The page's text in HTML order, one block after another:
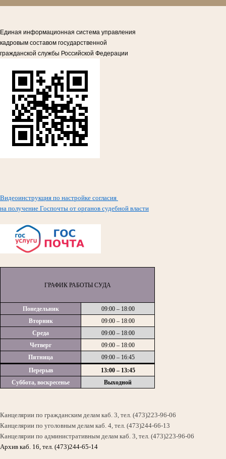
Единая информационная система управления
кадровым составом государственной
гражданской службы Российской Федерации
Видеоинструкция по настройке согласия
на получение Госпочты от органов судебной власти
ГРАФИК РАБОТЫ СУДА
Понедельник
09:00 – 18:00
Вторник
09:00 – 18:00
Среда
09:00 – 18:00
Четверг
09:00 – 18:00
Пятница
09:00 – 16:45
Перерыв
13:00 – 13:45
Суббота, воскресенье
Выходной
Канцелярии по гражданским делам каб. 3, тел. (473)223-96-06
Канцелярии по уголовным делам каб. 4, тел. (473)244-66-13
Канцелярии по административным делам каб. 3, тел. (473)223-96-06
Архив каб. 16, тел. (473)244-65-14